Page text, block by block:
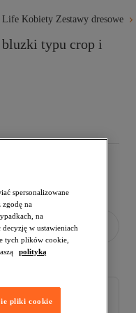
Kobiety Zestawy dresowe
bluzki typu crop i
spersonalizowane
zgodę na
na
w ustawieniach
tych plików cookie,
polityką
pliki cookie